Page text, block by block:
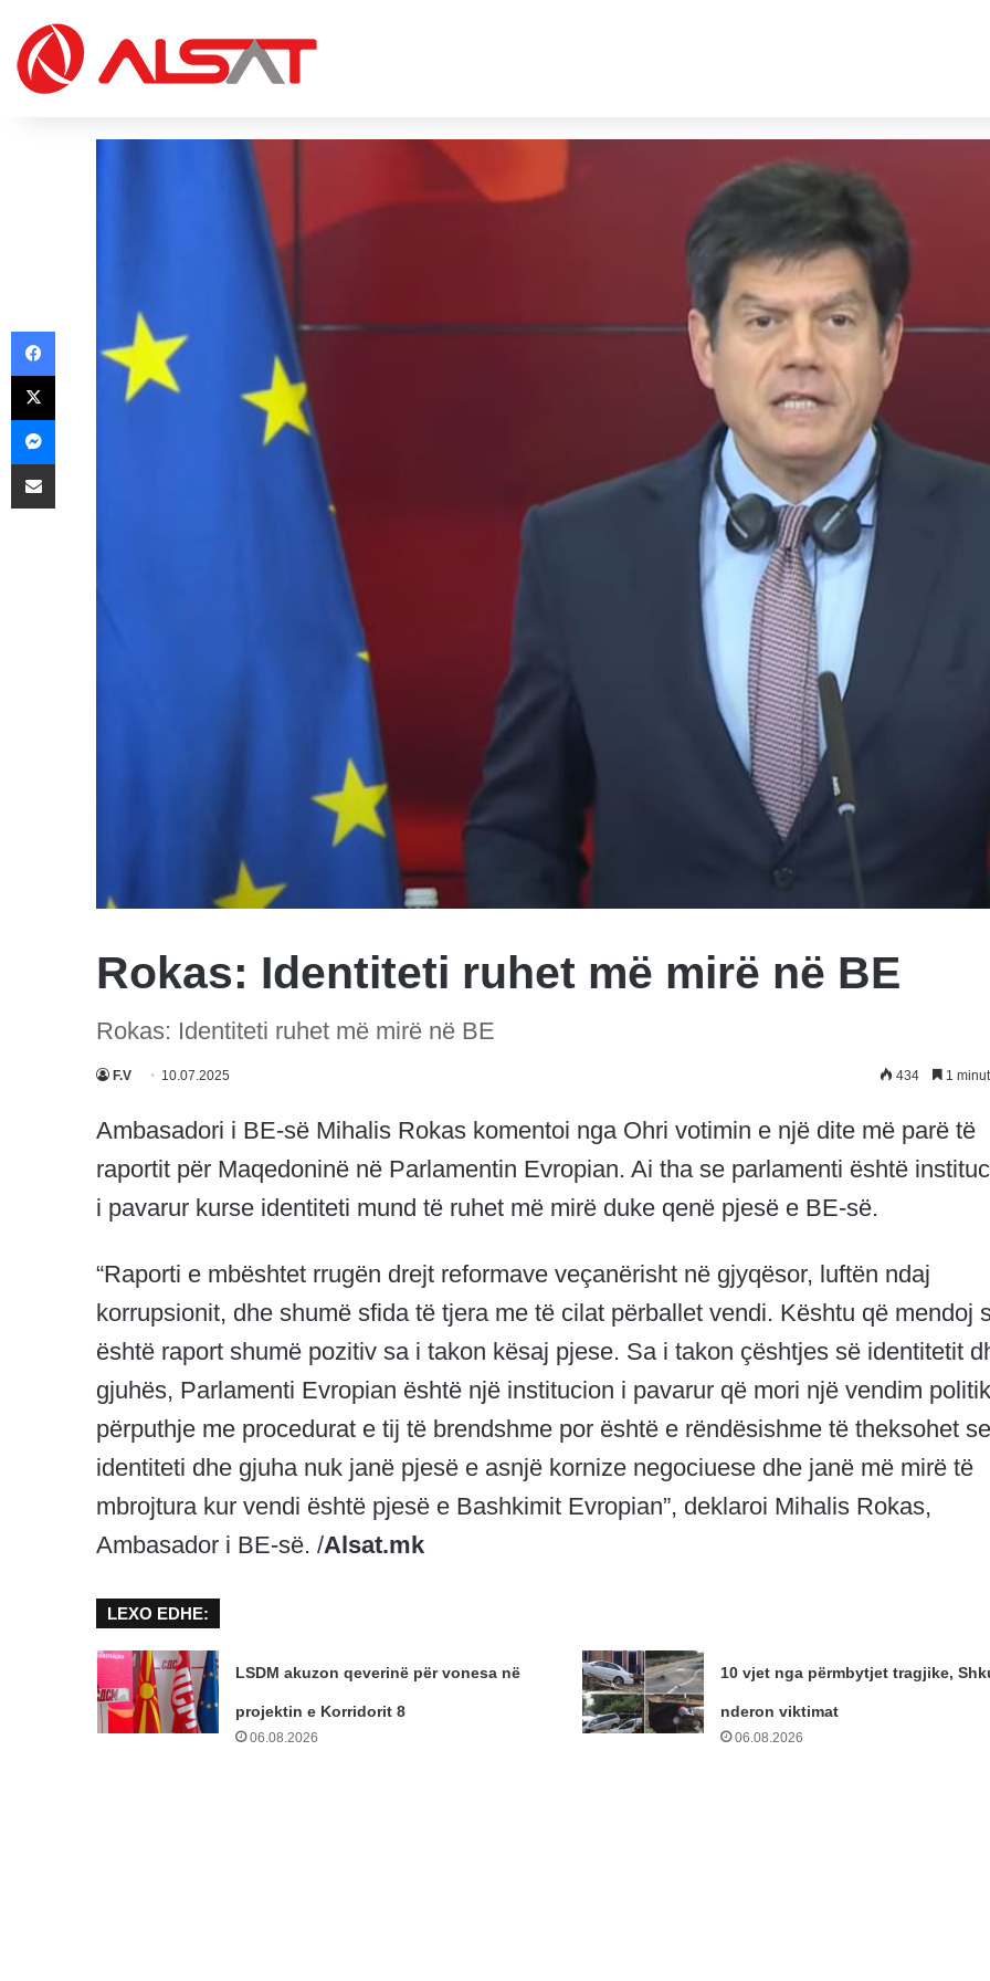
Rokas: Identiteti ruhet më mirë në BE
Rokas: Identiteti ruhet më mirë në BE
F.V 10.07.2025 434 1
Ambasadori i BE-së Mihalis Rokas komentoi nga Ohri votimin e një dite më parë të
raportit për Maqedoninë në Parlamentin Evropian. Ai tha se parlamenti është
i pavarur kurse identiteti mund të ruhet më mirë duke qenë pjesë e BE-së.
“Raporti e mbështet rrugën drejt reformave veçanërisht në gjyqësor, luftën ndaj
korrupsionit, dhe shumë sfida të tjera me të cilat përballet vendi. Kështu që mendoj
është raport shumë pozitiv sa i takon kësaj pjese. Sa i takon çështjes së identitetit
gjuhës, Parlamenti Evropian është një institucion i pavarur që mori një vendim
përputhje me procedurat e tij të brendshme por është e rëndësishme të theksohet se
identiteti dhe gjuha nuk janë pjesë e asnjë kornize negociuese dhe janë më mirë të
mbrojtura kur vendi është pjesë e Bashkimit Evropian”, deklaroi Mihalis Rokas,
Ambasador i BE-së. /Alsat.mk
LEXO EDHE:
LSDM akuzon qeverinë për vonesa në
projektin e Korridorit 8
06.08.2026
10 vjet nga përmbytjet tragjike,
nderon viktimat
06.08.2026
Facebook
X
Messenger
Share via Email